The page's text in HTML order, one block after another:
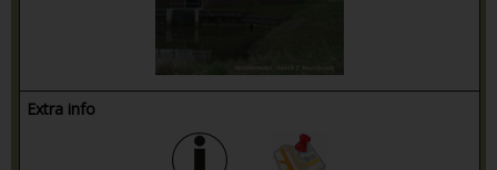
Extra info